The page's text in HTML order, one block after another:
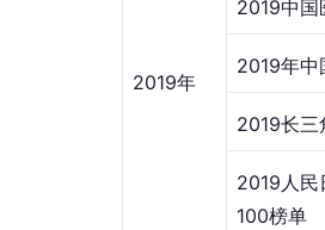
2019年
2019中国
2019年
2019长三
2019人民
100榜单